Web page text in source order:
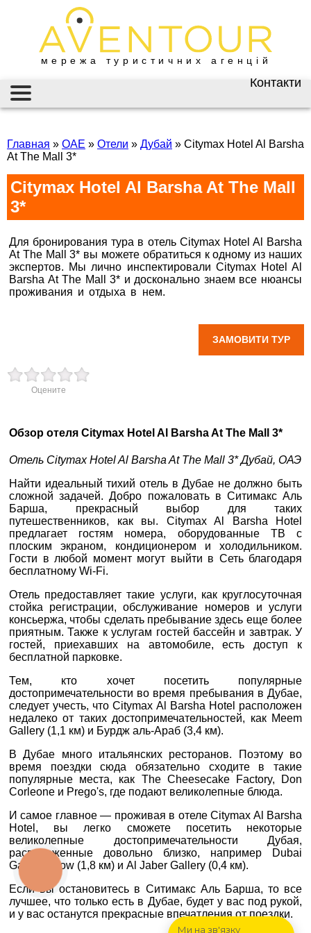
мережа туристичних агенцій
Контакти
Київ
Васильківська 34
+38 (099) 180-32-43,
+38 (093) 180-32-43,
kyiv@aventour.ua
Пн. - Пт. 9:00 - 18:00
Сб 10:00 - 15:00
dp_city@aventour.ua
Пн. - Пт. 9:00 - 18:00
Запоріжжя
+38 (067) 180-32-43,
+38 (099) 180-32-43,
+38 (093) 180-32-43,
0800 33 01 80
zp_city@aventour.ua
Сб 10:00 - 15:00
Харків
вул. Сумська 77/79
+38 (067) 180-32-43,
+38 (099) 180-32-43,
+38 (093) 180-32-43,
0800 33 01 80
kh_city@aventour.ua
Пн. - Пт. 9:00 - 18:00
Сб 10:00 - 15:00
AVENTOUR / АВЕНТУР
ІНФОРМАЦІЯ
ВІЗИ
ЗАКОРДОННИЙ ПАСПОРТ
ВАКАНСІЇ
Бронюй онлайн 24/7
Главная » ОАЕ » Отели » Дубай » Citymax Hotel Al Barsha
At The Mall 3*
Citymax Hotel Al Barsha At The Mall
3*
Для бронирования тура в отель Citymax Hotel Al Barsha
At The Mall 3* вы можете обратиться к одному из наших
экспертов. Мы лично инспектировали Citymax Hotel Al
Barsha At The Mall 3* и досконально знаем все нюансы
проживания и отдыха в нем.
ЗАМОВИТИ ТУР
Оцените
Обзор отеля Citymax Hotel Al Barsha At The Mall 3*
Отель Citymax Hotel Al Barsha At The Mall 3* Дубай, ОАЭ
Найти идеальный тихий отель в Дубае не должно быть
сложной задачей. Добро пожаловать в Ситимакс Аль
Барша, прекрасный выбор для таких
путешественников, как вы. Citymax Al Barsha Hotel
предлагает гостям номера, оборудованные ТВ с
плоским экраном, кондиционером и холодильником.
Гости в любой момент могут выйти в Сеть благодаря
бесплатному Wi-Fi.
Отель предоставляет такие услуги, как круглосуточная
стойка регистрации, обслуживание номеров и услуги
консьержа, чтобы сделать пребывание здесь еще более
приятным. Также к услугам гостей бассейн и завтрак. У
гостей, приехавших на автомобиле, есть доступ к
бесплатной парковке.
Тем, кто хочет посетить популярные
достопримечательности во время пребывания в Дубае,
следует учесть, что Citymax Al Barsha Hotel расположен
недалеко от таких достопримечательностей, как Meem
Gallery (1,1 км) и Бурдж аль-Араб (3,4 км).
В Дубае много итальянских ресторанов. Поэтому во
время поездки сюда обязательно сходите в такие
популярные места, как The Cheesecake Factory, Don
Corleone и Prego's, где подают великолепные блюда.
И самое главное — проживая в отеле Citymax Al Barsha
Hotel, вы легко сможете посетить некоторые
великолепные достопримечательности Дубая,
расположенные довольно близко, например Dubai
Garden Glow (1,8 км) и Al Jaber Gallery (0,4 км).
Если вы остановитесь в Ситимакс Аль Барша, то все
лучшее, что только есть в Дубае, будет у вас под рукой,
и у вас останутся прекрасные впечатления от поездки.
×
ВАШЕ ІМ'Я
*E-MAIL
ДЕ ПРОЖИВАЄТЕ
*поля обов'язкові для
заповнення
Ми на зв'язку